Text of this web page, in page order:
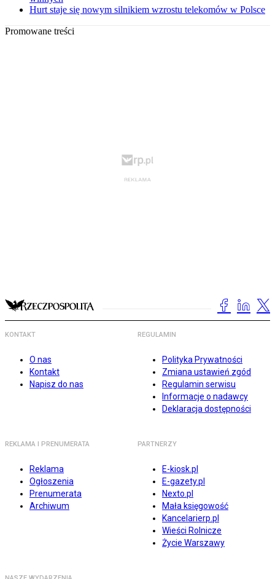
Hurt staje się nowym silnikiem wzrostu telekomów w Polsce
Promowane treści
KONTAKT
O nas
Kontakt
Napisz do nas
REGULAMIN
Polityka Prywatności
Zmiana ustawień zgód
Regulamin serwisu
Informacje o nadawcy
Deklaracja dostępności
REKLAMA I PRENUMERATA
Reklama
Ogłoszenia
Prenumerata
Archiwum
PARTNERZY
E-kiosk.pl
E-gazety.pl
Nexto.pl
Mała księgowość
Kancelarierp.pl
Wieści Rolnicze
Życie Warszawy